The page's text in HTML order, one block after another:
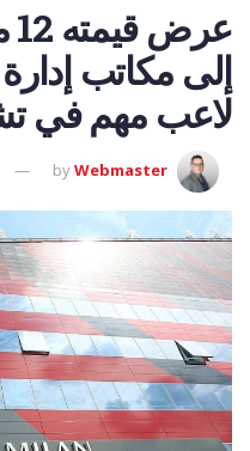
إلى مكاتب
لاعب مهم في
byWebmaster